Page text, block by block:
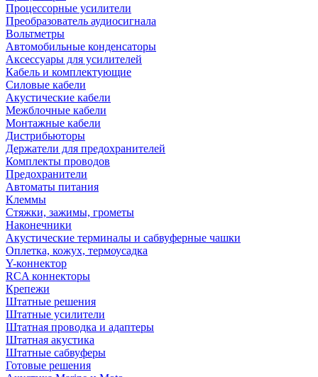
Процессорные усилители
Преобразователь аудиосигнала
Вольтметры
Автомобильные конденсаторы
Аксессуары для усилителей
Кабель и комплектующие
Силовые кабели
Акустические кабели
Межблочные кабели
Монтажные кабели
Дистрибьюторы
Держатели для предохранителей
Комплекты проводов
Предохранители
Автоматы питания
Клеммы
Стяжки, зажимы, грометы
Наконечники
Акустические терминалы и сабвуферные чашки
Оплетка, кожух, термоусадка
Y-коннектор
RCA коннекторы
Крепежи
Штатные решения
Штатные усилители
Штатная проводка и адаптеры
Штатная акустика
Штатные сабвуферы
Готовые решения